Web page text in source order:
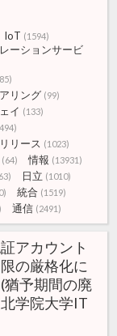
IoT (1594)
ーションサービ
リング (99)
イ (133)
リース (1023)
(64) 情報 (13931)
日立 (1010)
統合 (1519)
通信 (2491)
アカウント
の厳格化に
猶予期間の廃
北学院大学IT